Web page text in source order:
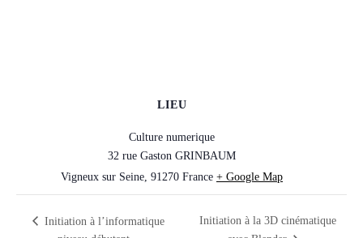
LIEU
Culture numerique
32 rue Gaston GRINBAUM
Vigneux sur Seine, 91270 France + Google Map
Initiation à l’informatique
Initiation à la 3D cinématique